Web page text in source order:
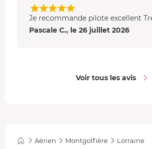
Je recommande pilote excellent
Pascale C., le 26 juillet 2026
Voir tous les avis
Aérien Montgolfière Lorraine